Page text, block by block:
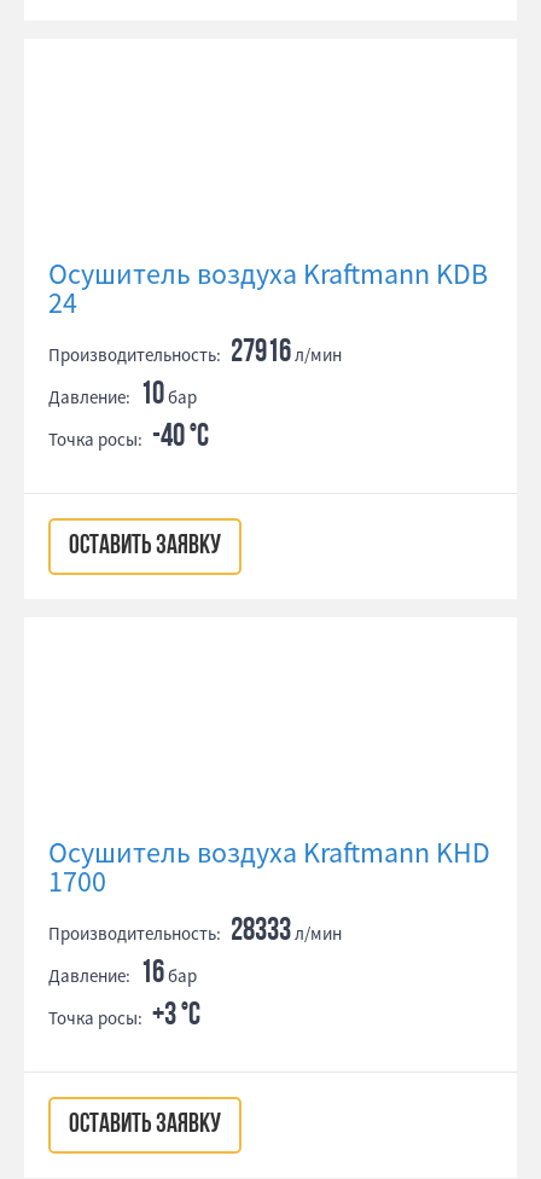
Осушитель воздуха Kraftmann KDB
24
Производительность: 27916л/мин
Давление: 10бар
Точка росы: -40 °С
ОСТАВИТЬ ЗАЯВКУ
Осушитель воздуха Kraftmann KHD
1700
Производительность: 28333л/мин
Давление: 16бар
Точка росы: +3 °С
ОСТАВИТЬ ЗАЯВКУ